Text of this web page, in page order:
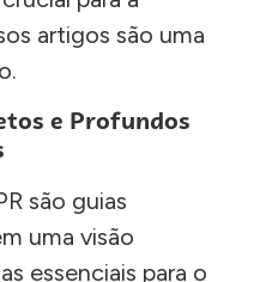
artigos são uma
e Profundos
são guias
uma visão
essenciais para o